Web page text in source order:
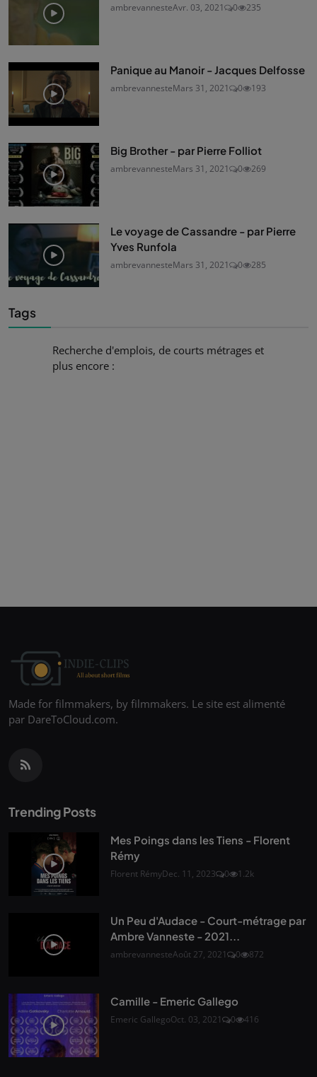
ambrevannesteAvr. 03, 2021 0 235
Panique au Manoir - Jacques Delfosse
ambrevannesteMars 31, 2021 0 193
Big Brother - par Pierre Folliot
ambrevannesteMars 31, 2021 0 269
Le voyage de Cassandre - par Pierre
Yves Runfola
ambrevannesteMars 31, 2021 0 285
Tags
Recherche d'emplois, de courts métrages et
plus encore :
Made for filmmakers, by filmmakers. Le site est alimenté
par DareToCloud.com.
Trending Posts
Mes Poings dans les Tiens - Florent
Rémy
Florent RémyDec. 11, 2023 0 1.2k
Un Peu d'Audace - Court-métrage par
Ambre Vanneste - 2021...
ambrevannesteAoût 27, 2021 0 872
Camille - Emeric Gallego
Emeric GallegoOct. 03, 2021 0 416